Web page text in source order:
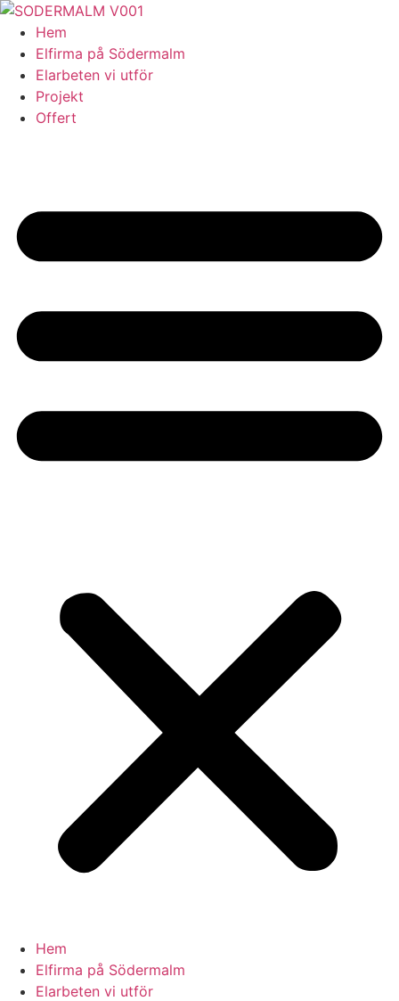
Skip
content
Hem
Elfirma på Södermalm
Elarbeten vi utför
Projekt
Offert
Hem
Elfirma på Södermalm
Elarbeten vi utför